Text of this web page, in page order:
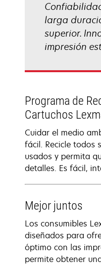
larga
superior.
impresión
Programa de
Cartuchos
Cuidar el medio
fácil. Recicle todos
usados y permita
detalles. Es fácil,
Mejor juntos
Los consumibles
diseñados para
óptimo con las
permite obtener